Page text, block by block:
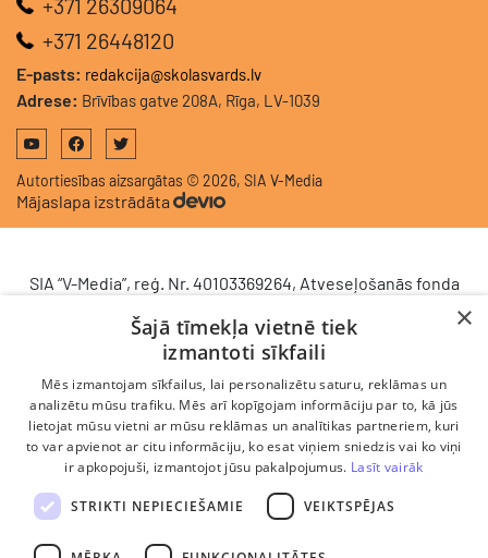
+371 26309064
+371 26448120
E-pasts: redakcija@skolasvards.lv
Adrese: Brīvības gatve 208A, Rīga, LV-1039
Autortiesības aizsargātas © 2026, SIA V-Media
Mājaslapa izstrādāta
SIA “V-Media”, reģ. Nr. 40103369264, Atveseļošanās fonda
komercdarbības procesu uzlabošanā - ieviesta klientu
attiecību pārvaldības sistēma (CRM). 2024. gada 16.
decembrī tika noslēgts līgums Nr. 9.2-17-L-2024/928 ar
Latvijas Investīciju un attīstības aģentūru par atbalsta
saņemšanu saskaņā ar Atveseļošanas un noturības
mehānisma plāna 2. komponenti “Digitālā transformācija”
(atbalsta pieteikuma Nr. DIGI/2024/1253). Projekta ietvaros
ieviesta klientu un darba procesu pārvaldības sistēma
Scoro, uzlabojot pārdošanas procesu, centralizējot klientu
datubāzi un darījumu plūsmu, kā arī nodrošinot pārskatāmu,
×
Šajā tīmekļa vietnē tiek
izmantoti sīkfaili
Mēs izmantojam sīkfailus, lai personalizētu saturu, reklāmas un
analizētu mūsu trafiku. Mēs arī kopīgojam informāciju par to, kā jūs
lietojat mūsu vietni ar mūsu reklāmas un analītikas partneriem, kuri
to var apvienot ar citu informāciju, ko esat viņiem sniedzis vai ko viņi
ir apkopojuši, izmantojot jūsu pakalpojumus. Lasīt vairāk
STRIKTI NEPIECIEŠAMIE VEIKTSPĒJAS